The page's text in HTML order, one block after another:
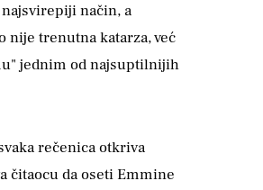
način, a
nije trenutna katarza, već
jednim od najsuptilnijih
rečenica otkriva
čitaocu da oseti Emmine